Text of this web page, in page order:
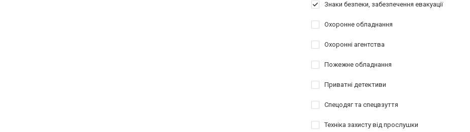
Знаки безпеки, забезпечення евакуації
Охоронне обладнання
Охоронні агентства
Пожежне обладнання
Приватні детективи
Спецодяг та спецвзуття
Техніка захисту від прослушки